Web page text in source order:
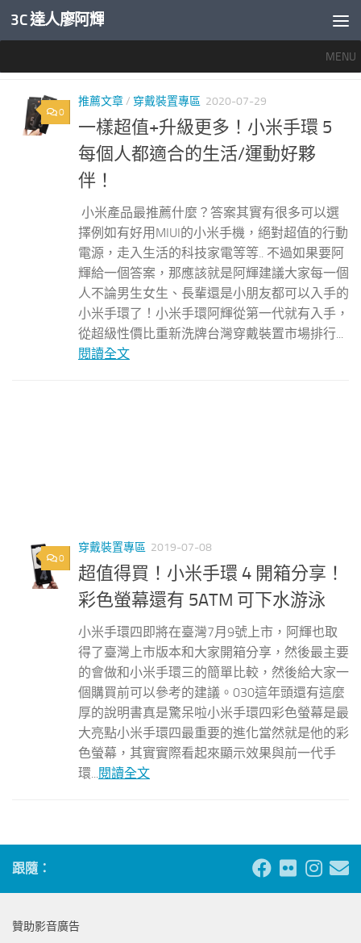
內文下方
3C 達人廖阿輝
MENU
0
推薦文章/ 穿戴裝置專區 2020-07-29
一樣超值+升級更多！小米手環 5
每個人都適合的生活/運動好夥
伴！
小米產品最推薦什麼？答案其實有很多可以選
擇例如有好用MIUI的小米手機，絕對超值的行動
電源，走入生活的科技家電等等.. 不過如果要阿
輝給一個答案，那應該就是阿輝建議大家每一個
人不論男生女生、長輩還是小朋友都可以入手的
小米手環了！小米手環阿輝從第一代就有入手，
從超級性價比重新洗牌台灣穿戴裝置市場排行...
閱讀全文
0
穿戴裝置專區 2019-07-08
超值得買！小米手環 4 開箱分享！
彩色螢幕還有 5ATM 可下水游泳
小米手環四即將在臺灣7月9號上市，阿輝也取
得了臺灣上市版本和大家開箱分享，然後最主要
的會做和小米手環三的簡單比較，然後給大家一
個購買前可以參考的建議。030這年頭還有這麼
厚的說明書真是驚呆啦小米手環四彩色螢幕是最
大亮點小米手環四最重要的進化當然就是他的彩
色螢幕，其實實際看起來顯示效果與前一代手
環...閱讀全文
跟隨：
贊助影音廣告